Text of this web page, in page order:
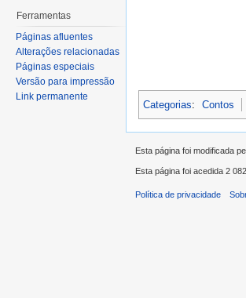
Categorias: Contos
Ferramentas
Páginas afluentes
Alterações relacionadas
Páginas especiais
Versão para impressão
Link permanente
Esta página foi modificada
Esta página foi acedida 2
Política de privacidade